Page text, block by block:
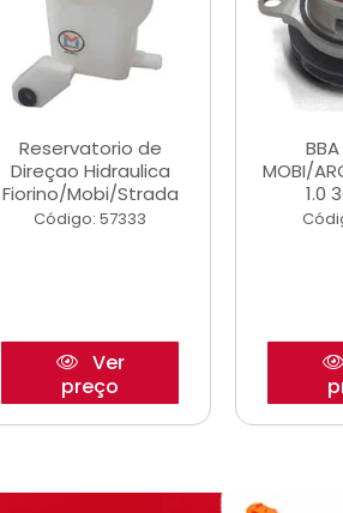
Reservatorio de
Direçao Hidraulica
Fiorino/Mobi/Strada
Código: 57333
Ver
preço
MOBI/
1.0